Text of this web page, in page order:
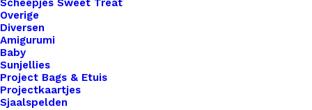
Scheepjes Sweet Treat
Overige
Diversen
Amigurumi
Baby
Sunjellies
Project Bags & Etuis
Projectkaartjes
Sjaalspelden
Binnen 1-3 werkdagen verzonden
Veilig betalen
Unieke en kwaliteitsproducten